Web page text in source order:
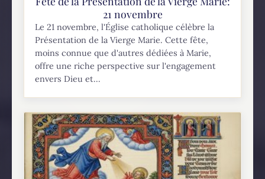
21 novembre
Le 21 novembre, l'Église catholique célèbre la
Présentation de la Vierge Marie. Cette fête,
moins connue que d'autres dédiées à Marie,
offre une riche perspective sur l'engagement
envers Dieu et...